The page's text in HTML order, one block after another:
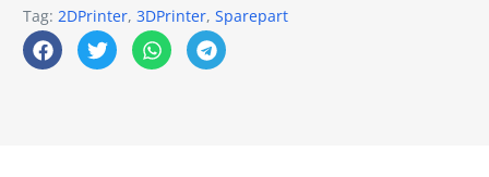
Tag:2DPrinter,3DPrinter,Sparepart